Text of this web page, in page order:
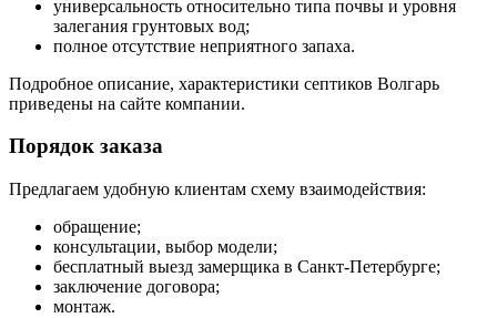
универсальность относительно типа почвы и уровня
залегания грунтовых вод;
полное отсутствие неприятного запаха.
Подробное описание, характеристики септиков Волгарь
приведены на сайте компании.
Порядок заказа
Предлагаем удобную клиентам схему взаимодействия:
обращение;
консультации, выбор модели;
бесплатный выезд замерщика в Санкт-Петербурге;
заключение договора;
монтаж.